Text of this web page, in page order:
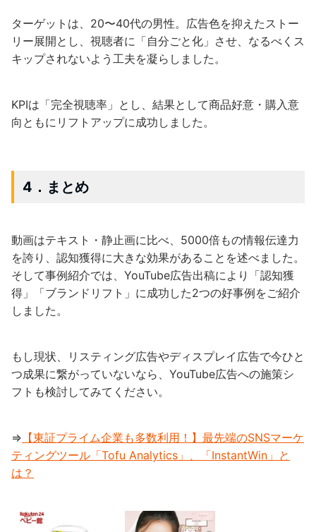
ターゲットは、20〜40代の男性。広告色を抑えたストー
リー展開とし、視聴者に「自分ごと化」させ、なるべくス
キップされないよう工夫を凝らしました。
KPIは「完全視聴率」とし、結果として商品好意・購入意
向ともにリフトアップに成功しました。
4．まとめ
動画はテキスト・静止画に比べ、5000倍もの情報伝達力
を誇り、認知獲得に大きな効果があることを述べました。
そして事例紹介では、YouTube広告出稿により「認知獲
得」「ブランドリフト」に成功した2つの好事例をご紹介
しました。
もし現状、リスティング広告やディスプレイ広告で今ひと
つ成果に繋がっていないなら、YouTube広告への施策シ
フトも検討してみてください。
⇒ 【東証プライム企業も多数利用！】最先端のSNSマーケ
ティングツール「Tofu Analytics」、「InstantWin」と
は？